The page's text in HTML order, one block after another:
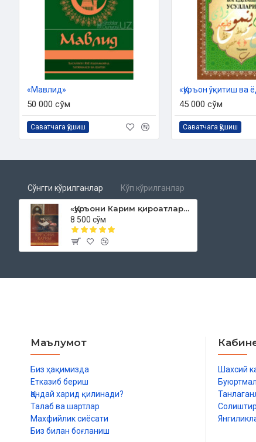
Тарихга бир назар
Қуръон ва қироатлар
Нима учун қироатлар ўнта?
Ҳозир ҳам бирор қироат яратиш мумкинми?
Қироат, ривоят, тариқа ва ҳарф
Набий алайҳиссалом мазкур қироатларнинг қайси бирида
Қироатларнинг қай бири афзалроқ?
Қироат турлари
Мутавотир қироатларнинг ҳукми
Мутавотир қироатларни бир-бирига аралаштириб ўқиш
«Мавлид»
50 000 сўм
Саватчага қўшиш
45 000 сўм
Саватчага қўшиш
Сўнгги кўрилганлар Кўп кўрилганлар
«Қуръони Карим қироатлари тўғрисида»
8 500 сўм
Маълумот
Биз ҳақимизда
Етказиб бериш
Қандай харид қилинади?
Талаб ва шартлар
Махфийлик сиёсати
Биз билан боғланиш
Шахсий